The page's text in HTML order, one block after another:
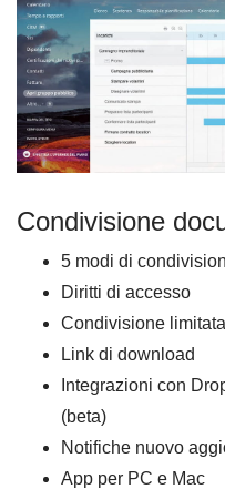
Condivisione
5 modi di
Diritti di accesso
Condivisione
Link di download
Integrazioni con
(beta)
Notifiche nuovo
App per PC e Mac